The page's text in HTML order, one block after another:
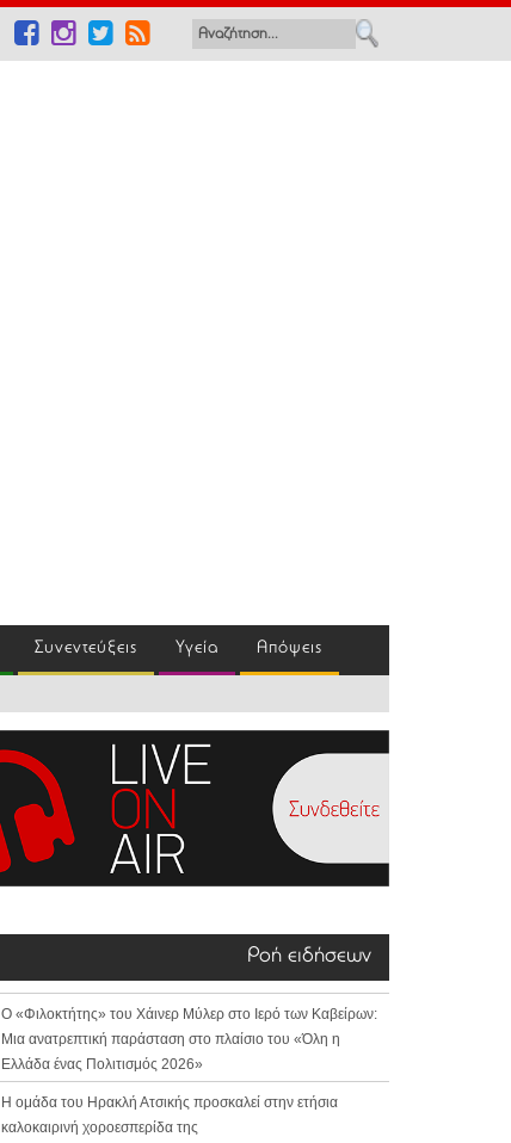
Συνεντεύξεις Υγεία Απόψεις
Ροή ειδήσεων
Ο «Φιλοκτήτης» του Χάινερ Μύλερ στο Ιερό των Καβείρων:
Μια ανατρεπτική παράσταση στο πλαίσιο του «Όλη η
Ελλάδα ένας Πολιτισμός 2026»
Η ομάδα του Ηρακλή Ατσικής προσκαλεί στην ετήσια
καλοκαιρινή χοροεσπερίδα της